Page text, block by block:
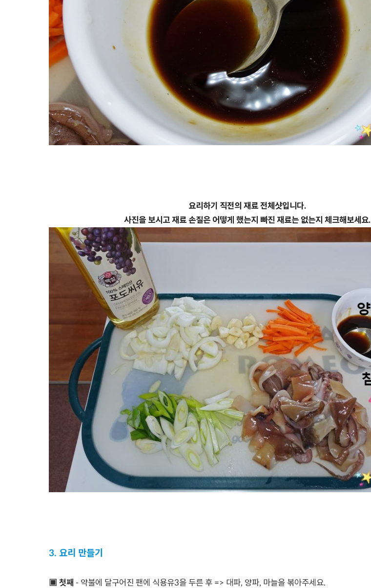
요리하기 직전의 재료 전체샷입니다.
사진을 보시고 재료 손질은 어떻게 했는지 빠진 재료는 없는지 체크해보세요.
3. 요리 만들기
▣ 첫째 - 약불에 달구어진 팬에 식용유3을 두른 후 => 대파, 양파, 마늘을 볶아주세요.